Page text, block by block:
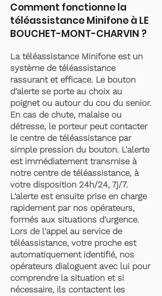
Comment fonctionne la
téléassistance Minifone à LE
BOUCHET-MONT-CHARVIN ?
La téléassistance Minifone est un
système de téléassistance
rassurant et efficace. Le bouton
d’alerte se porte au choix au
poignet ou autour du cou du senior.
En cas de chute, malaise ou
détresse, le porteur peut contacter
le centre de téléassistance par
simple pression du bouton. L'alerte
est immédiatement transmise à
notre centre de téléassistance, à
votre disposition 24h/24, 7j/7.
L’alerte est ensuite prise en charge
rapidement par nos opérateurs,
formés aux situations d'urgence.
Lors de l'appel au service de
téléassistance, votre proche est
automatiquement identifié, nos
opérateurs dialoguent avec lui pour
comprendre la situation et si
nécessaire, ils contactent les